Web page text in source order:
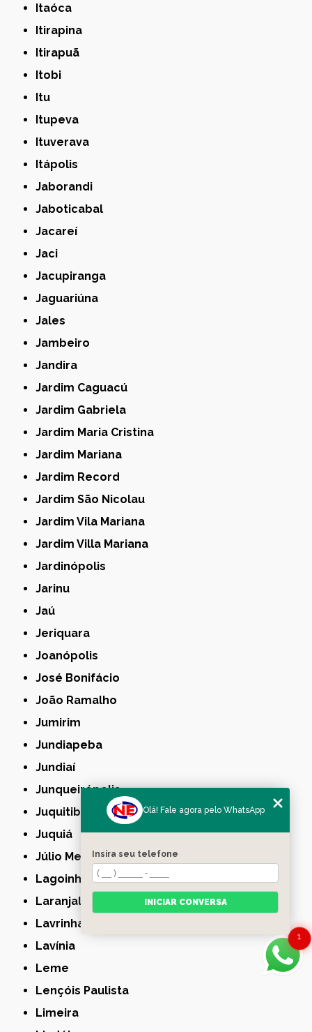
Itaóca
Itirapina
Itirapuã
Itobi
Itu
Itupeva
Ituverava
Itápolis
Jaborandi
Jaboticabal
Jacareí
Jaci
Jacupiranga
Jaguariúna
Jales
Jambeiro
Jandira
Jardim Caguacú
Jardim Gabriela
Jardim Maria Cristina
Jardim Mariana
Jardim Record
Jardim São Nicolau
Jardim Vila Mariana
Jardim Villa Mariana
Jardinópolis
Jarinu
Jaú
Jeriquara
Joanópolis
José Bonifácio
João Ramalho
Jumirim
Jundiapeba
Jundiaí
Junqueirópolis
Juquitiba
Juquiá
Júlio Mesquita
Lagoinha
Laranjal Paulista
Lavrinhas
Lavínia
Leme
Lençóis Paulista
Limeira
1
Olá! Fale agora pelo WhatsApp
Insira seu telefone
INICIAR CONVERSA